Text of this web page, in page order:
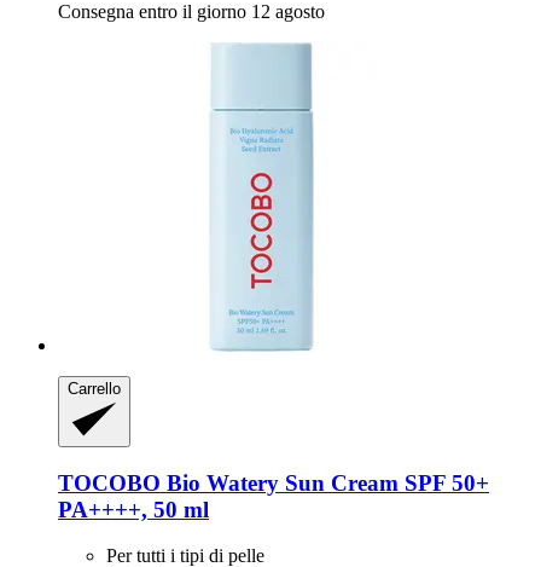
Consegna entro il giorno 12 agosto
Carrello
TOCOBO Bio Watery Sun Cream SPF 50+
PA++++, 50 ml
Per tutti i tipi di pelle